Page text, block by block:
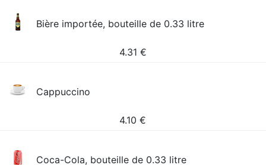
Bière importée, bouteille de 0.33 litre
4.31 €
Cappuccino
4.10 €
Coca-Cola, bouteille de 0.33 litre